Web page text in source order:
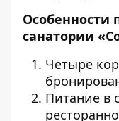
Особенности
санатории
Четыре
Питание в